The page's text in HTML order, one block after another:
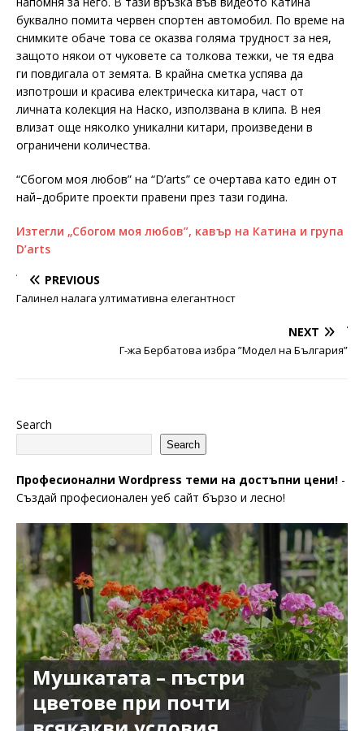
буквално помита червен спортен автомобил. По време на
снимките обаче това се оказва голяма трудност за нея,
защото някои от чуковете са толкова тежки, че тя едва
ги повдигала от земята. В крайна сметка успява да
изпотроши и красива електрическа китара, част от
личната колекция на Наско, използвана в клипа. В нея
влизат още няколко уникални китари, произведени в
ограничени количества.
“Сбогом моя любов” на “D’arts” се очертава като един от
най–добрите проекти правени през тази година.
Изтегли „Сбогом моя любов”, кавър на Катина и група
D’arts
PREVIOUS
Галинел налага ултимативна елегантност
NEXT
Г-жа Бербатова избра ”Модел на България”
Search
Search
Професионални Wordpress теми на достъпни цени! -
Създай професионален уеб сайт бързо и лесно!
Мушкатата – пъстри
цветове при почти